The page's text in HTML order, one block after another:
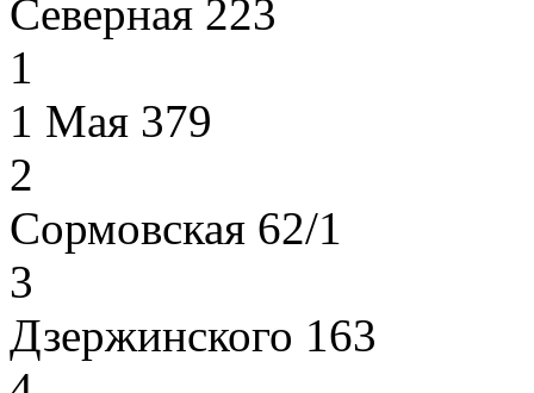
Северная 223
1
1 Мая 379
2
Сормовская 62/1
3
Дзержинского 163